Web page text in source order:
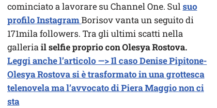
cominciato a lavorare su Channel One. Sulsuo
profilo InstagramBorisov vanta un seguito di
171mila followers. Tra gli ultimi scatti nella
galleriail selfie proprio con Olesya Rostova.
Leggi anche l’articolo —> Il caso Denise Pipitone-
Olesya Rostova si è trasformato in una grottesca
telenovela ma l’avvocato di Piera Maggio non ci
sta